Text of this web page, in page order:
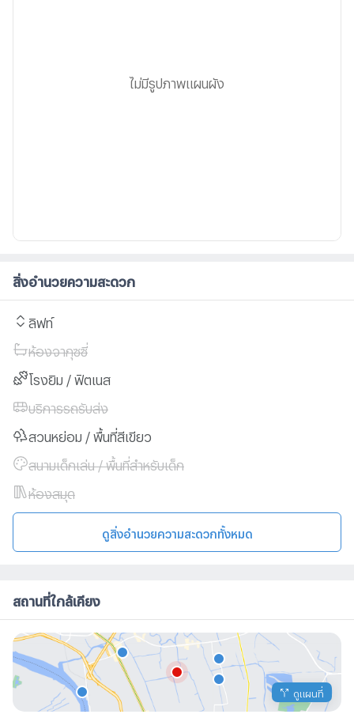
ไม่มีรูปภาพแผนผัง
สิ่งอำนวยความสะดวก
ลิฟท์
ห้องจากุซซี่
โรงยิม / ฟิตเนส
บริการรถรับส่ง
สวนหย่อม / พื้นที่สีเขียว
สนามเด็กเล่น / พื้นที่สำหรับเด็ก
ห้องสมุด
ดูสิ่งอำนวยความสะดวกทั้งหมด
สถานที่ใกล้เคียง
ดูแผนที่